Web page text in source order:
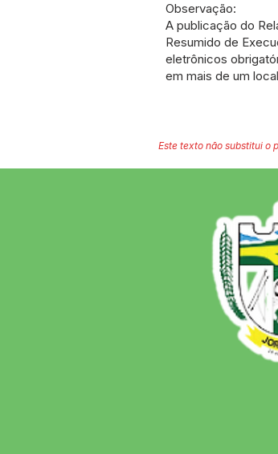
Observação:
A publicação do
Resumido de
eletrônicos
em mais de um
Este texto não substitui o